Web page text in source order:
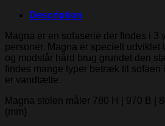
Description
Magna er en sofaserie der findes i 3
personer. Magna er specielt udviklet
og modstår hård brug grundet den
findes mange typer betræk til sofaen
er vandtætte.
Magna stolen måler 780 H | 970 B |
(mm)